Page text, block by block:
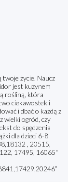
życie. Naucz
jest kuzynem
rośliną, która
ciekawostek i
i dbać o każdą z
wielki ogród, czy
do spędzenia
dla dzieci 6-8
, 20515,
17495, 16065"